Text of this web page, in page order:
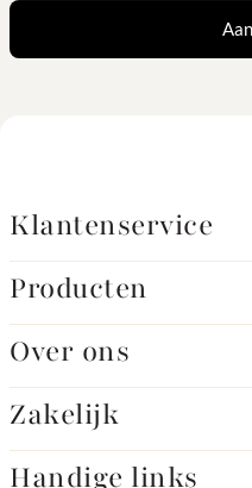
Klantenservice
Producten
Over ons
Zakelijk
Handige links